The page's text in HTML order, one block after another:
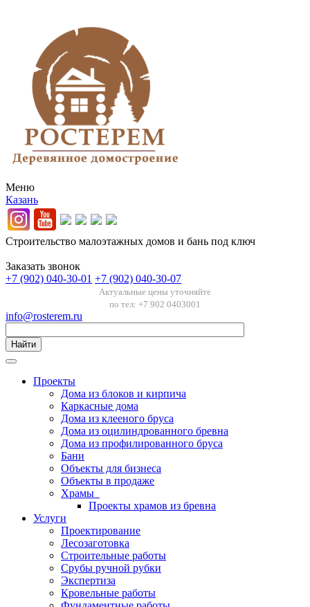
Меню
Казань
Строительство малоэтажных домов и бань под ключ
Заказать звонок
+7 (902) 040-30-01 +7 (902) 040-30-07
Актуальные цены уточняйте
по тел: +7 902 0403001
info@rosterem.ru
Найти
Проекты
Дома из блоков и кирпича
Каркасные дома
Дома из клееного бруса
Дома из оцилиндрованного бревна
Дома из профилированного бруса
Бани
Объекты для бизнеса
Объекты в продаже
Храмы
Проекты храмов из бревна
Услуги
Проектирование
Лесозаготовка
Строительные работы
Срубы ручной рубки
Экспертиза
Кровельные работы